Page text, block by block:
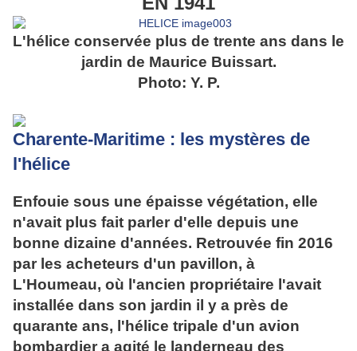
L'hélice conservée plus de trente ans dans le
jardin de Maurice Buissart.
Photo: Y. P.
Charente-Maritime : les mystères de
l'hélice
Enfouie sous une épaisse végétation, elle
n'avait plus fait parler d'elle depuis une
bonne dizaine d'années. Retrouvée fin 2016
par les acheteurs d'un pavillon, à
L'Houmeau, où l'ancien propriétaire l'avait
installée dans son jardin il y a près de
quarante ans, l'hélice tripale d'un avion
bombardier a agité le landerneau des